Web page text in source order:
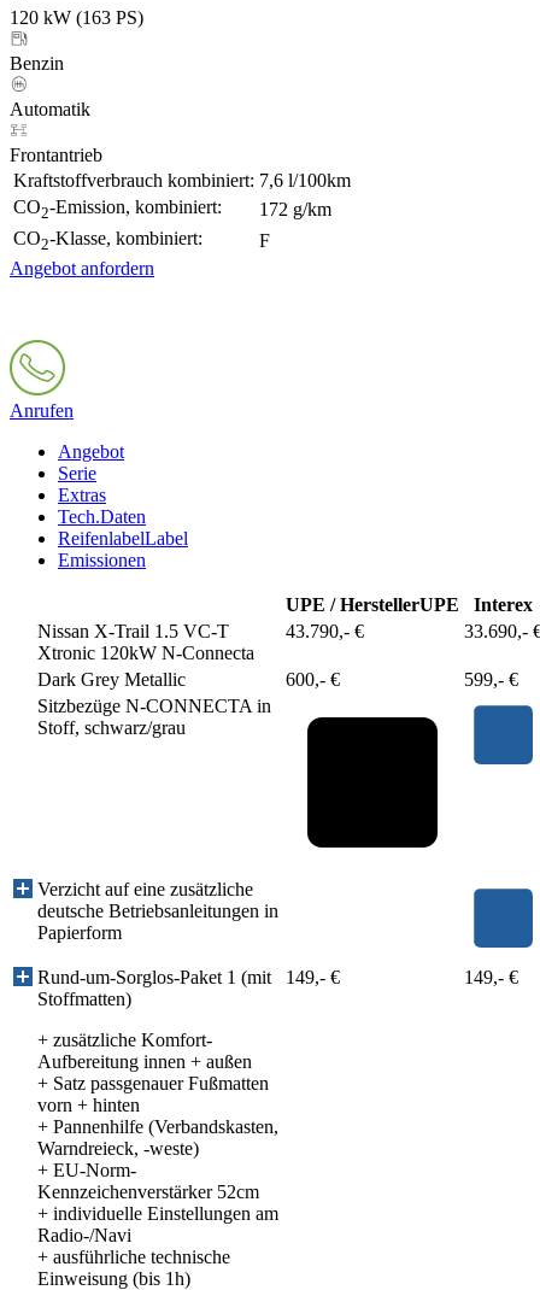
120 kW (163 PS)
Benzin
Automatik
Frontantrieb
Kraftstoffverbrauch kombiniert: 7,6 l/100km
CO2-Emission, kombiniert:
172 g/km
CO2-Klasse, kombiniert:
F
Angebot anfordern
Anrufen
Angebot
Serie
Extras
Tech.Daten
ReifenlabelLabel
Emissionen
UPE / HerstellerUPE
Interex
Nissan X-Trail 1.5 VC-T
Xtronic 120kW N-Connecta
43.790,- € 33.690,-
Dark Grey Metallic 600,- €
599,- €
Sitzbezüge N-CONNECTA in
Stoff, schwarz/grau
Verzicht auf eine zusätzliche
deutsche Betriebsanleitungen in
Papierform
Rund-um-Sorglos-Paket 1 (mit
Stoffmatten)
+ zusätzliche Komfort-
Aufbereitung innen + außen
+ Satz passgenauer Fußmatten
vorn + hinten
+ Pannenhilfe (Verbandskasten,
Warndreieck, -weste)
+ EU-Norm-
Kennzeichenverstärker 52cm
+ individuelle Einstellungen am
Radio-/Navi
+ ausführliche technische
Einweisung (bis 1h)
149,- € 149,- €